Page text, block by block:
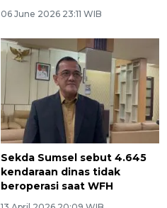
06 June 2026 23:11 WIB
Sekda Sumsel sebut 4.645
kendaraan dinas tidak
beroperasi saat WFH